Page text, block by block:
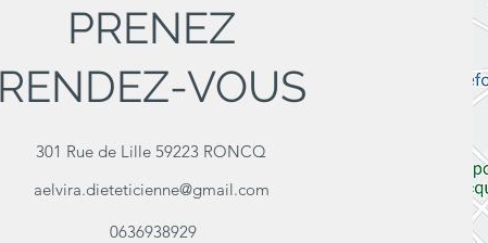
PRENEZ
RENDEZ-VOUS
301 Rue de Lille 59223 RONCQ
aelvira.dieteticienne@gmail.com
0636938929